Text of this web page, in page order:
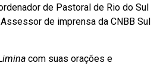
de Pastoral de Rio do Sul
de imprensa da CNBB Sul
com suas orações e